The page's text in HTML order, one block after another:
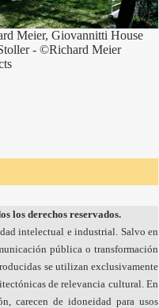
los derechos reservados.
intelectual e industrial. Salvo en
pública o transformación
se utilizan exclusivamente
de relevancia cultural. En
carecen de idoneidad para usos